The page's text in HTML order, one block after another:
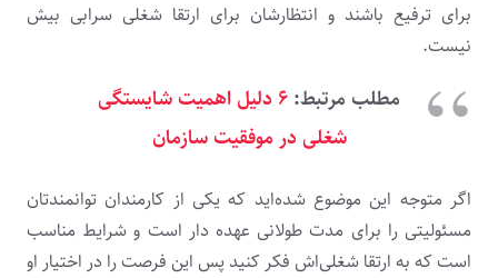
برای ترفیع باشند و انتظارشان برای ارتقا شغلی سرابی بیش
نیست.
مطلب مرتبط:
۶ دلیل اهمیت شایستگی
شغلی در موفقیت سازمان
اگر متوجه این موضوع شده‌اید که یکی از کارمندان توانمندتان
مسئولیتی را برای مدت طولانی عهده دار است و شرایط مناسب
است که به ارتقا شغلی‌اش فکر کنید پس این فرصت را در اختیار او